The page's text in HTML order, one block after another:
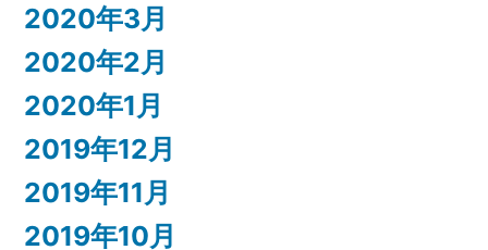
2020年3月
2020年2月
2020年1月
2019年12月
2019年11月
2019年10月